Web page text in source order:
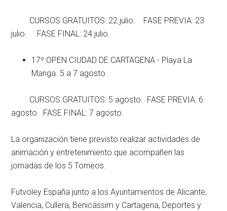
CURSOS GRATUITOS: 22 julio. FASE PREVIA: 23
julio. FASE FINAL: 24 julio.
17º OPEN CIUDAD DE CARTAGENA - Playa La
Manga. 5 a 7 agosto.
CURSOS GRATUITOS: 5 agosto. FASE PREVIA: 6
agosto. FASE FINAL: 7 agosto.
La organización tiene previsto realizar actividades de
animación y entretenimiento que acompañen las
jornadas de los 5 Torneos.
Futvoley España junto a los Ayuntamientos de Alicante,
Valencia, Cullera, Benicàssim y Cartagena, Deportes y